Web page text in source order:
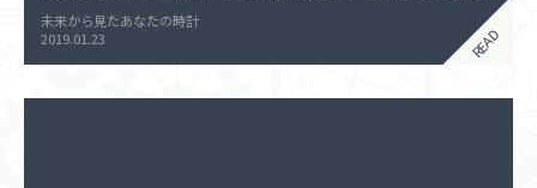
未来から見たあなたの時計
2019.01.23
READ